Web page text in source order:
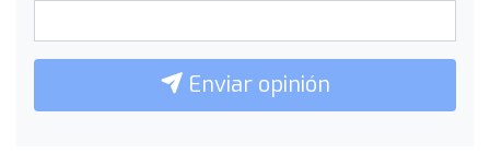
Enviar opinión